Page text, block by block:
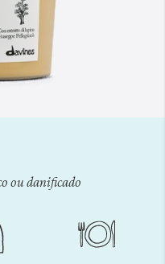
ou danificado